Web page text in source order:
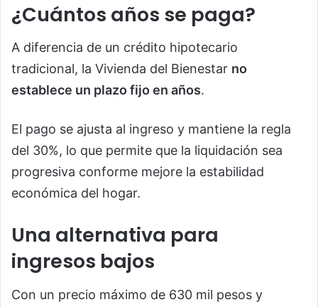
¿Cuántos años se paga?
A diferencia de un crédito hipotecario
tradicional, la Vivienda del Bienestar no
establece un plazo fijo en años.
El pago se ajusta al ingreso y mantiene la regla
del 30%, lo que permite que la liquidación sea
progresiva conforme mejore la estabilidad
económica del hogar.
Una alternativa para
ingresos bajos
Con un precio máximo de 630 mil pesos y